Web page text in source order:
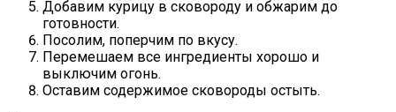
Добавим курицу в сковороду и обжарим до
готовности.
Посолим, поперчим по вкусу.
Перемешаем все ингредиенты хорошо и
выключим огонь.
Оставим содержимое сковороды остыть.